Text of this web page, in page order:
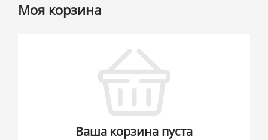
Моя корзина
Ваша корзина пуста